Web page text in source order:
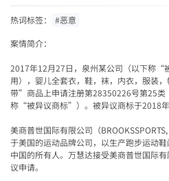
热词标签： #恶意
案情简介：
2017年12月27日，泉州某公司（以下称 “
用），婴儿全套衣，鞋，袜，内衣，服装
带” 商品上申请注册第28350226号第25类
称 “被异议商标” ）。被异议商标于2018年
美商普世国际有限公司（
于美国的运动品牌公司，以生产跑步运动
中国的所有人。万慧达接受美商普世国际
议申请。